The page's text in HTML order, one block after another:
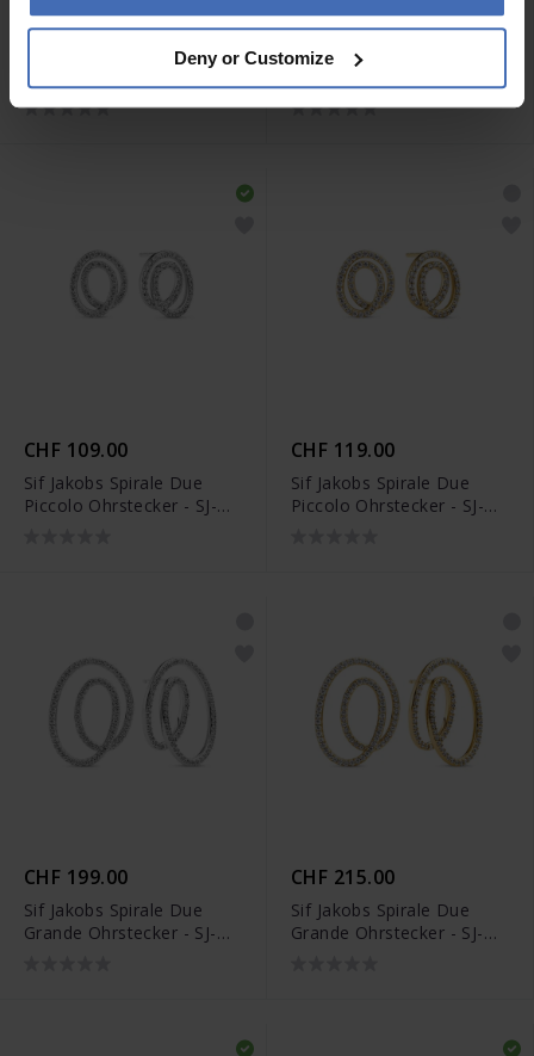
Deny or Customize
CHF 499.00
Sif Jakobs Borsa X-Grande
CHF 509.00
Sif Jakobs Borsa X-Grande
CHF 109.00
Sif Jakobs Spirale Due
Piccolo Ohrstecker - SJ-
CHF 119.00
Sif Jakobs Spirale Due
Piccolo Ohrstecker - SJ-
CHF 199.00
Sif Jakobs Spirale Due
Grande Ohrstecker - SJ-
CHF 215.00
Sif Jakobs Spirale Due
Grande Ohrstecker - SJ-